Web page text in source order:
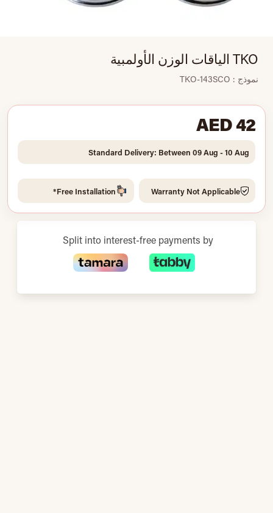
TKO الياقات الوزن الأولمبية
نموذج : TKO-143SCO
AED 42
Standard Delivery: Between 09 Aug - 10 Aug
Warranty Not Applicable
Free Installation*
Split into interest-free payments by